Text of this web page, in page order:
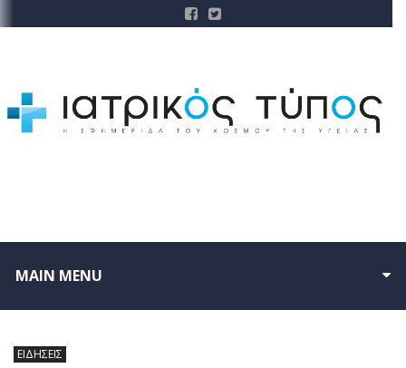
MAIN MENU
ΕΙΔΗΣΕΙΣ